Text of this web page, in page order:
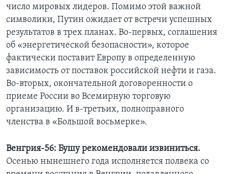
число мировых лидеров. Помимо этой важной
символики, Путин ожидает от встречи успешных
результатов в трех планах. Во-первых, соглашения
об «энергетической безопасности», которое
фактически поставит Европу в определенную
зависимость от поставок российской нефти и газа.
Во-вторых, окончательной договоренности о
приеме России во Всемирную торговую
организацию. И в-третьих, полноправного
членства в «Большой восьмерке».
Венгрия-56: Бушу рекомендовали извиниться.
Осенью нынешнего года исполняется полвека со